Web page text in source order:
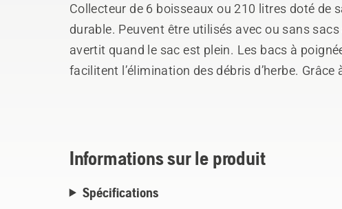
Collecteur de 6 boisseaux ou 210 litres doté de
durable. Peuvent être utilisés avec ou sans
avertit quand le sac est plein. Les bacs à
facilitent l’élimination des débris d’herbe.
Informations sur le produit
Spécifications